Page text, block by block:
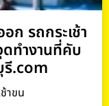
ก รถกระเช้า
ทำงานที่คับ
รี.com
าขน